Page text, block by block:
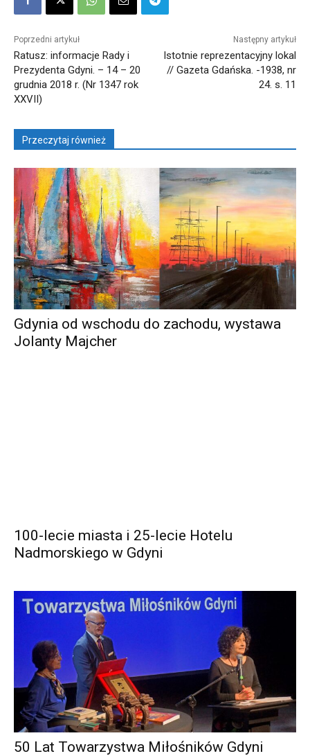
Poprzedni artykuł
Ratusz: informacje Rady i
Prezydenta Gdyni. – 14 – 20
grudnia 2018 r. (Nr 1347 rok
XXVII)
Następny artykuł
Istotnie reprezentacyjny lokal
// Gazeta Gdańska. -1938, nr
24. s. 11
Przeczytaj również
Gdynia od wschodu do zachodu, wystawa
Jolanty Majcher
100-lecie miasta i 25-lecie Hotelu
Nadmorskiego w Gdyni
50 Lat Towarzystwa Miłośników Gdyni